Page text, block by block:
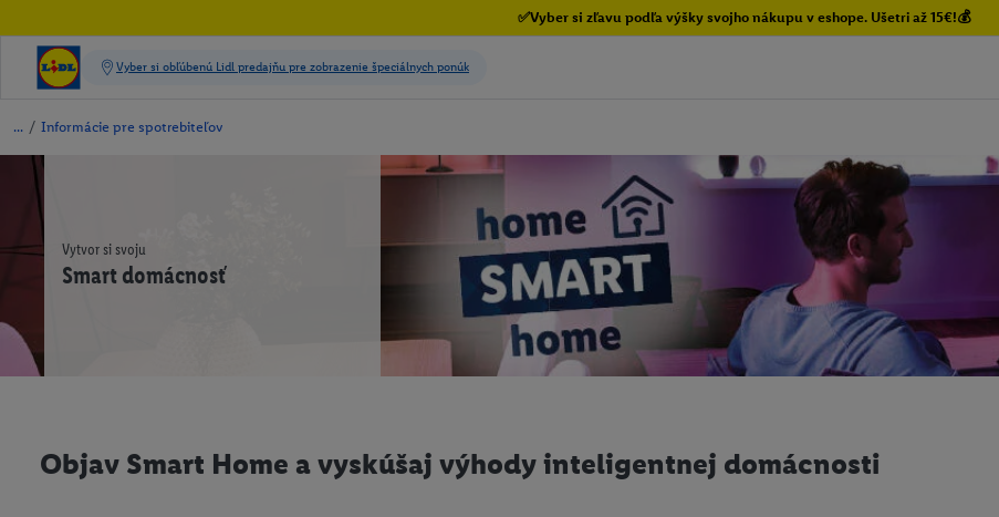
✅Vyber si zľavu podľa výšky svojho nákupu v eshope. Ušetri až 15€!💰
/ Informácie pre spotrebiteľov
Vytvor si svoju
Smart domácnosť
Objav Smart Home a vyskúšaj výhody inteligentnej domácnosti